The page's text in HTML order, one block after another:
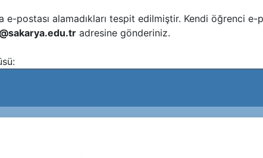
e-postası alamadıkları tespit edilmiştir. Kendi öğrenci
adresine gönderiniz.